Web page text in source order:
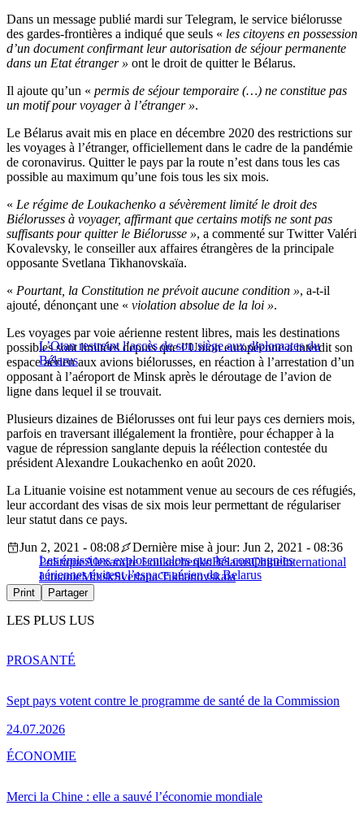
Dans un message publié mardi sur Telegram, le service biélorusse
des gardes-frontières a indiqué que seuls « les citoyens en possession
d’un document confirmant leur autorisation de séjour permanente
dans un Etat étranger » ont le droit de quitter le Bélarus.
Il ajoute qu’un « permis de séjour temporaire (…) ne constitue pas
un motif pour voyager à l’étranger ».
Le Bélarus avait mis en place en décembre 2020 des restrictions sur
les voyages à l’étranger, officiellement dans le cadre de la pandémie
de coronavirus. Quitter le pays par la route n’est dans tous les cas
possible au maximum qu’une fois tous les six mois.
« Le régime de Loukachenko a sévèrement limité le droit des
Biélorusses à voyager, affirmant que certains motifs ne sont pas
suffisants pour quitter le Biélorusse », a commenté sur Twitter Valéri
Kovalevsky, le conseiller aux affaires étrangères de la principale
opposante Svetlana Tikhanovskaïa.
« Pourtant, la Constitution ne prévoit aucune condition », a-t-il
ajouté, dénonçant une « violation absolue de la loi ».
L’Otan restreint l’accès de son siège aux diplomates du
Bélarus
Les voyages par voie aérienne restent libres, mais les destinations
possibles sont limitées depuis que l’Union européenne a interdit son
espace aérien aux avions biélorusses, en réaction à l’arrestation d’un
opposant à l’aéroport de Minsk après le déroutage de l’avion de
ligne dans lequel il se trouvait.
Plusieurs dizaines de Biélorusses ont fui leur pays ces derniers mois,
parfois en traversant illégalement la frontière, pour échapper à la
vague de répression sanglante depuis la réélection contestée du
président Alexandre Loukachenko en août 2020.
La Lituanie voisine est notamment venue au secours de ces réfugiés,
leur accordant des visas de six mois leur permettant de régulariser
leur statut dans ce pays.
Les émissions explosent alors que les compagnies
aériennes évitent l’espace aérien du Belarus
Jun 2, 2021 - 08:08
Dernière mise à jour: Jun 2, 2021 - 08:36
PolitiqueAlexandre LoukachenkoBélarusChineInternational
LituanieMinskSvetlana Tikhanovskaïa
Print Partager
LES PLUS LUS
Sept pays votent contre le programme de santé de la Commission
24.07.2026
PROSANTÉ
Merci la Chine : elle a sauvé l’économie mondiale
ÉCONOMIE